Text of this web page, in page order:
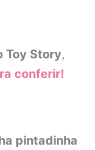
Toy Story,
conferir!
pintadinha